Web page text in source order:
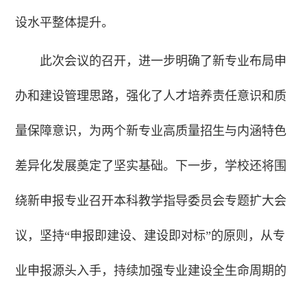
设水平整体提升。
此次会议的召开，进一步明确了新专业布局申
办和建设管理思路，强化了人才培养责任意识和质
量保障意识，为两个新专业高质量招生与内涵特色
差异化发展奠定了坚实基础。下一步，学校还将围
绕新申报专业召开本科教学指导委员会专题扩大会
议，坚持“申报即建设、建设即对标”的原则，从专
业申报源头入手，持续加强专业建设全生命周期的